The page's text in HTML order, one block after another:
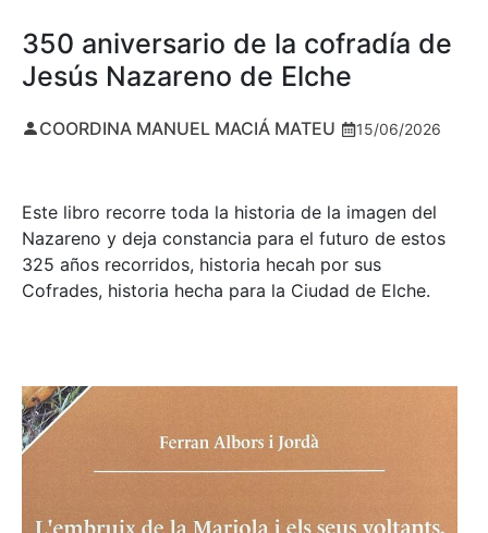
350 aniversario de la cofradía de
Jesús Nazareno de Elche
COORDINA MANUEL MACIÁ MATEU 15/06/2026
Este libro recorre toda la historia de la imagen del
Nazareno y deja constancia para el futuro de estos
325 años recorridos, historia hecah por sus
Cofrades, historia hecha para la Ciudad de Elche.